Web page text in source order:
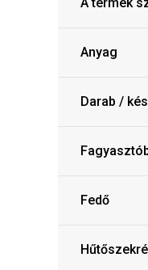
Anyag
Darab /
Fedő